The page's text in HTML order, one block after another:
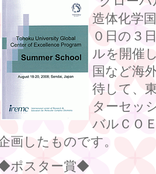
造体化学
０日の３
ルを開催
国など海
待して、
ターセッ
バルＣＯ
画したものです。
ポスター賞◆